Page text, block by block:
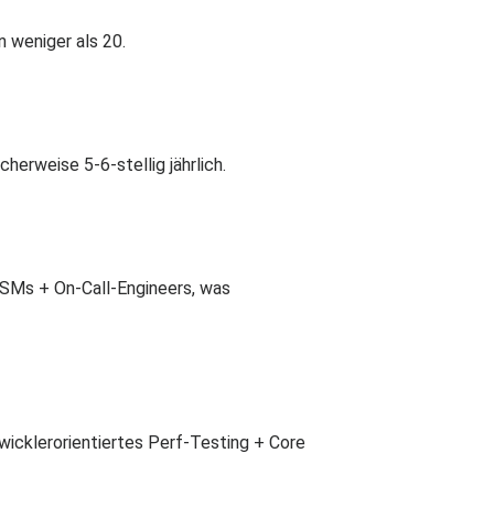
weniger als 20.
5-6-stellig jährlich.
+ On-Call-Engineers, was
Perf-Testing + Core